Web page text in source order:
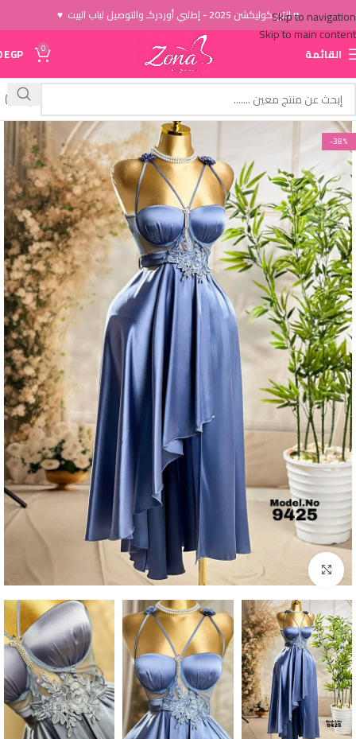
Skip to navigation
Skip to main content
♥ الاَن كوليكشن 2025 - إطلبي أوردركـ والتوصيل لباب البيت ♥
القائمة 0
EGP
-38%
Click to enlarge